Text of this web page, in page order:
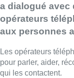
a dialogué avec
opérateurs
aux personnes
Les opérateurs
pour parler, aider,
qui les contactent.